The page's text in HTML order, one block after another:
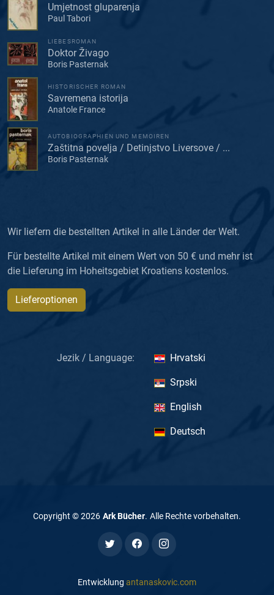
Umjetnost gluparenja
Paul Tabori
LIEBESROMAN
Doktor Živago
Boris Pasternak
HISTORISCHER ROMAN
Savremena istorija
Anatole France
AUTOBIOGRAPHIEN UND MEMOIREN
Zaštitna povelja / Detinjstvo Liversove / ...
Boris Pasternak
Wir liefern die bestellten Artikel in alle Länder der Welt.
Für bestellte Artikel mit einem Wert von 50 € und mehr ist
die Lieferung im Hoheitsgebiet Kroatiens kostenlos.
Lieferoptionen
Jezik / Language: Hrvatski
Srpski
English
Deutsch
Copyright ©2026 Ark Bücher. Alle Rechte vorbehalten.
Entwicklung antanaskovic.com